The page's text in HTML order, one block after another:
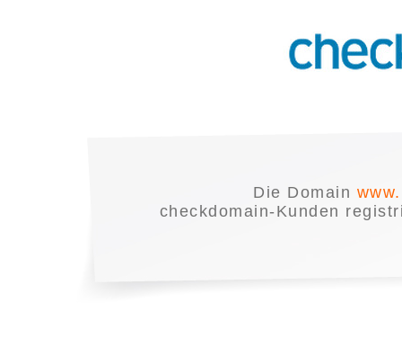
Die Domain
checkdomain-Kunden